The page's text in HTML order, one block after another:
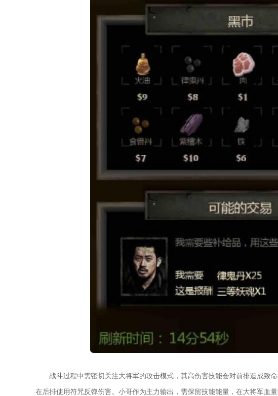
战斗过程中需密切关注大将军的攻击模式，其高伤害技能会对前排造成致
在后排使用符咒反弹伤害。小哥作为主力输出，需保留技能能量，在大将军血